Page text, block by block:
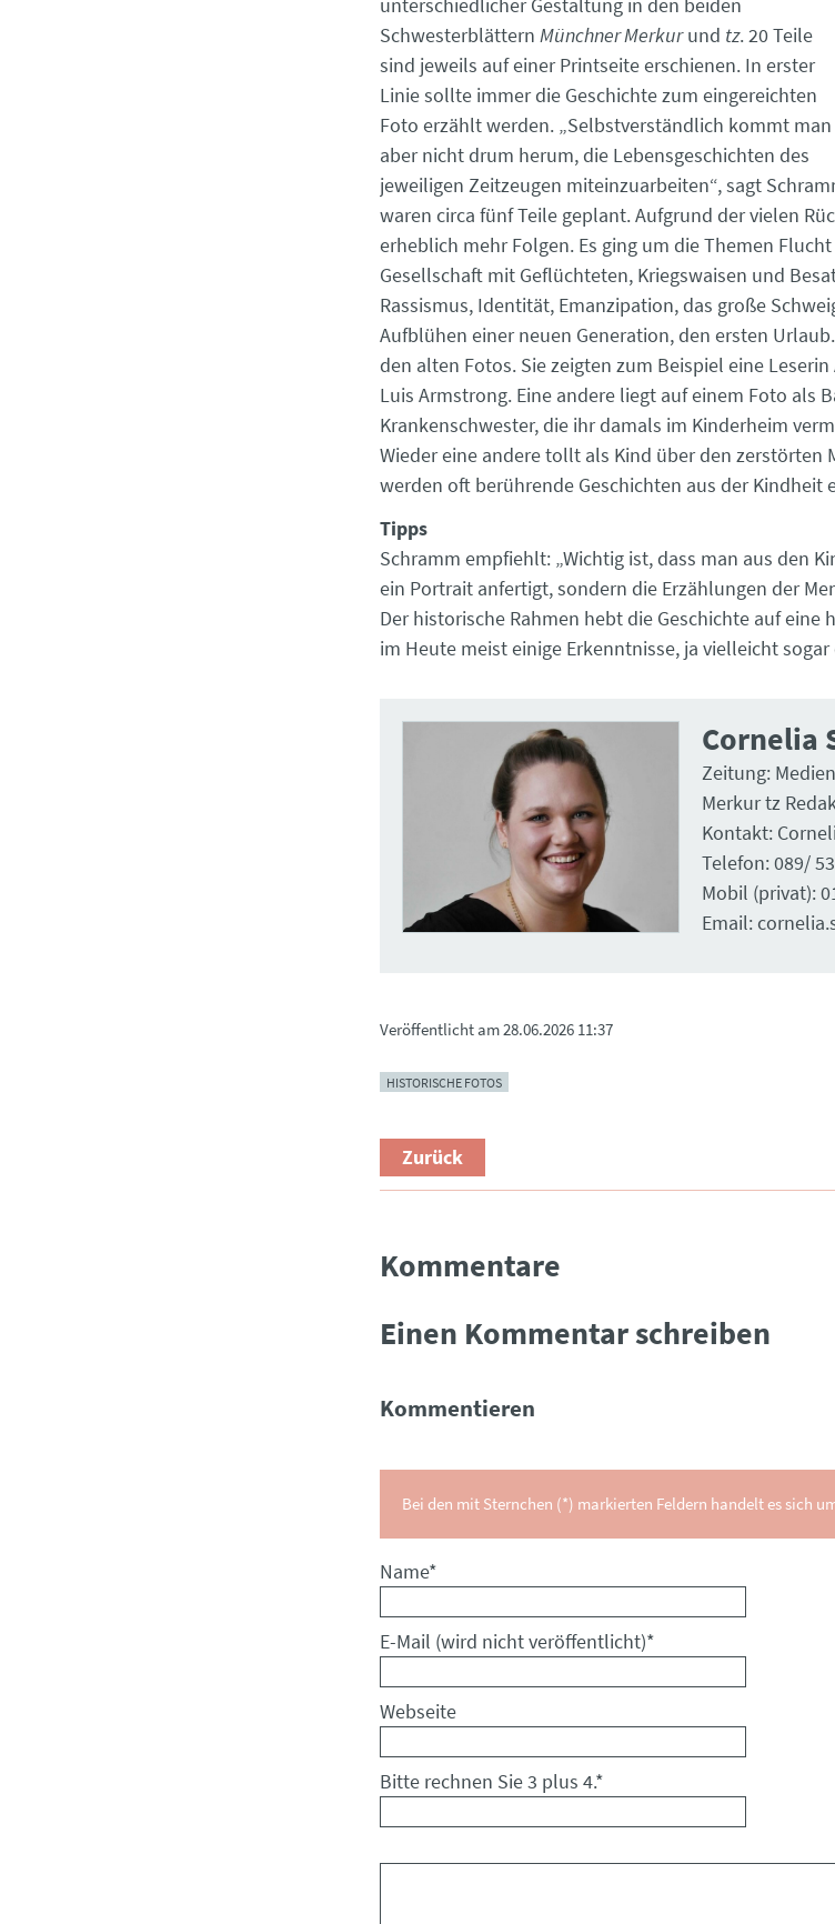
unterschiedlicher Gestaltung in den beiden
Schwesterblättern Münchner Merkurund tz. 20 Teile
sind jeweils auf einer Printseite erschienen. In erster
Linie sollte immer die Geschichte zum eingereichten
Foto erzählt werden. „Selbstverständlich kommt man
aber nicht drum herum, die Lebensgeschichten des
jeweiligen Zeitzeugen miteinzuarbeiten“, sagt
waren circa fünf Teile geplant. Aufgrund der vielen
erheblich mehr Folgen. Es ging um die Themen
Gesellschaft mit Geflüchteten, Kriegswaisen und
Rassismus, Identität, Emanzipation, das große
Aufblühen einer neuen Generation, den ersten
den alten Fotos. Sie zeigten zum Beispiel eine
Luis Armstrong. Eine andere liegt auf einem Foto als
Krankenschwester, die ihr damals im Kinderheim
Wieder eine andere tollt als Kind über den zerstörten
werden oft berührende Geschichten aus der Kindheit
Tipps
Schramm empfiehlt: „Wichtig ist, dass man aus den
ein Portrait anfertigt, sondern die Erzählungen der
Der historische Rahmen hebt die Geschichte auf
im Heute meist einige Erkenntnisse, ja vielleicht sogar
Cornelia
Zeitung:
Merkur tz
Kontakt:
Telefon: 089/
Mobil (privat):
Email:
Veröffentlicht am28.06.2026 11:37
HISTORISCHE FOTOS
Zurück
Kommentare
Einen Kommentar schreiben
Kommentieren
Bei den mit Sternchen (*) markierten Feldern handelt es sich
Pflichtfeld
Name*
Pflichtfeld
E-Mail (wird nicht veröffentlicht)*
Webseite
Bitte rechnen Sie 3 plus 4.*